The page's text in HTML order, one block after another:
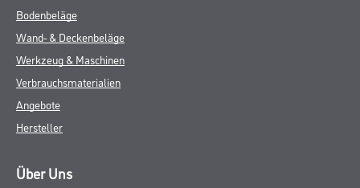
Bodenbeläge
Wand- & Deckenbeläge
Werkzeug & Maschinen
Verbrauchsmaterialien
Angebote
Hersteller
Über Uns